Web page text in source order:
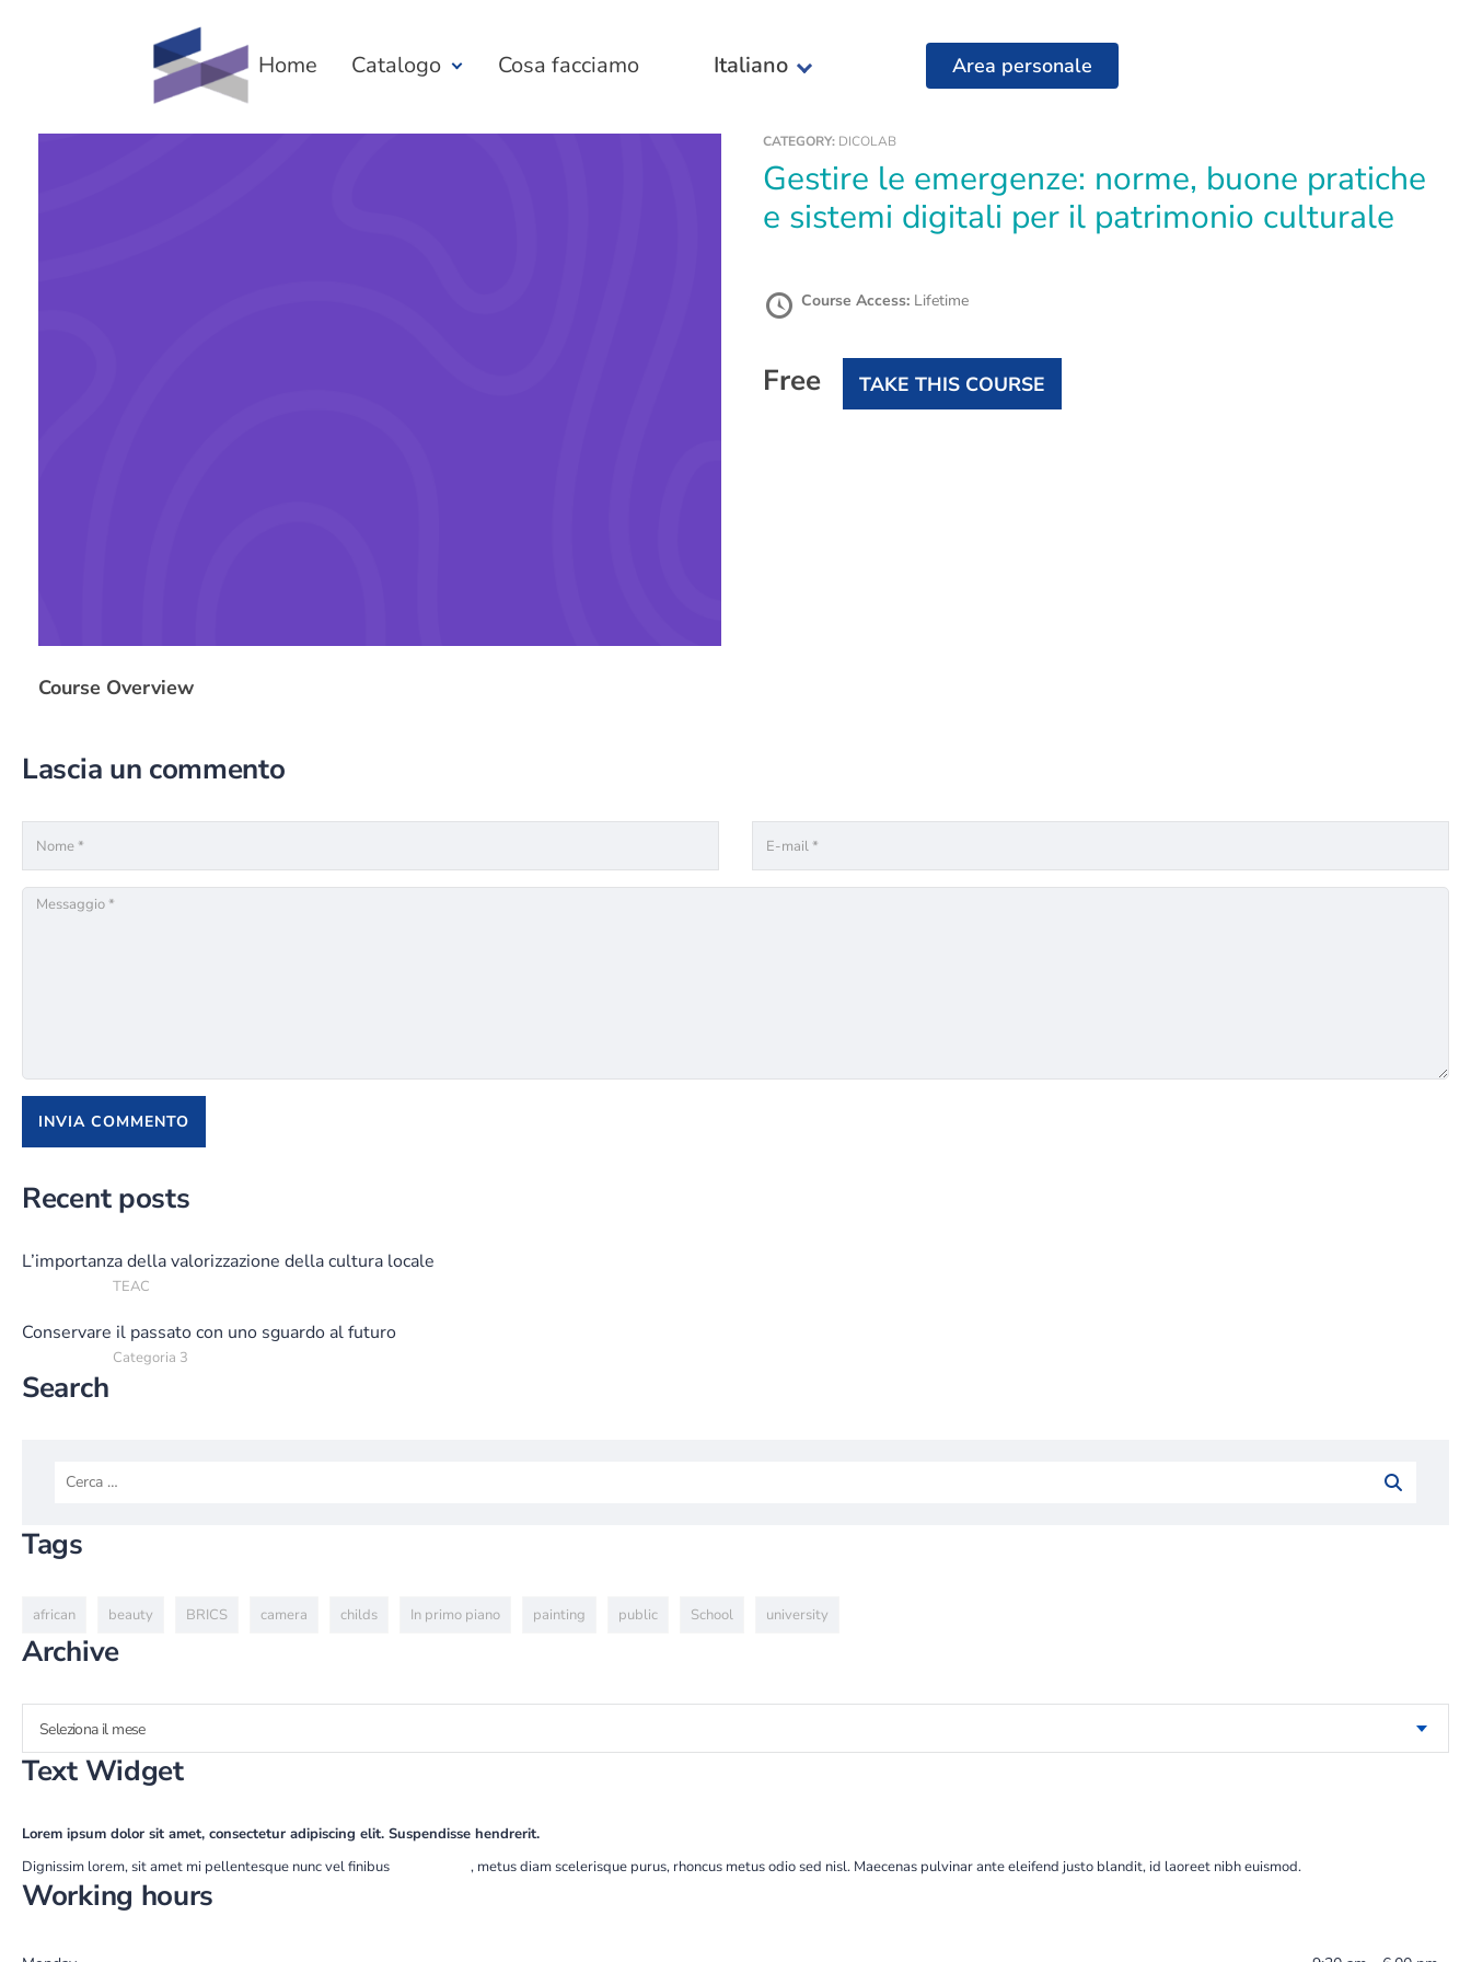
Home Catalogo Cosa facciamo Italiano Area personale
CATEGORY: DICOLAB
Gestire le emergenze: norme, buone pratiche
e sistemi digitali per il patrimonio culturale
Course Access: Lifetime
Free TAKE THIS COURSE
Course Overview
Lascia un commento
Recent posts
L’importanza della valorizzazione della cultura locale
TEAC
Conservare il passato con uno sguardo al futuro
Categoria 3
Search
Tags
african beauty BRICS camera childs In primo piano painting public School university
Archive
Seleziona il mese
Text Widget
Lorem ipsum dolor sit amet, consectetur adipiscing elit. Suspendisse hendrerit.
Dignissim lorem, sit amet mi pellentesque nunc vel finibus
, metus diam scelerisque purus, rhoncus metus odio sed nisl. Maecenas pulvinar ante eleifend justo blandit, id laoreet nibh euismod.
Working hours